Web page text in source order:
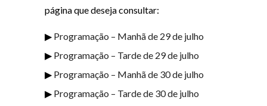
página que deseja consultar:
▶ Programação – Manhã de 29 de julho
▶ Programação – Tarde de 29 de julho
▶ Programação – Manhã de 30 de julho
▶ Programação – Tarde de 30 de julho